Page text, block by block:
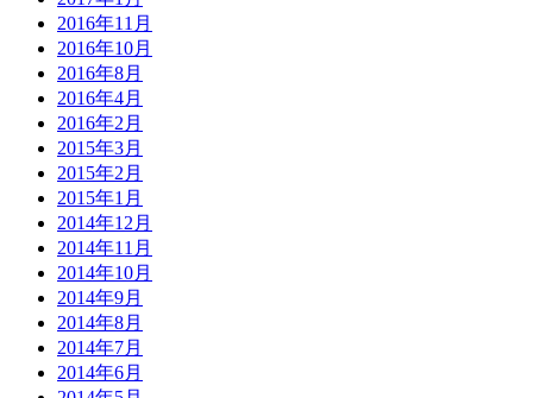
2016年11月
2016年10月
2016年8月
2016年4月
2016年2月
2015年3月
2015年2月
2015年1月
2014年12月
2014年11月
2014年10月
2014年9月
2014年8月
2014年7月
2014年6月